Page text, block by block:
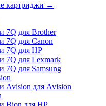
картриджи →
7Q для Brother
7Q для Canon
7Q для HP
7Q для Lexmark
7Q для Samsung
Avision для Avision